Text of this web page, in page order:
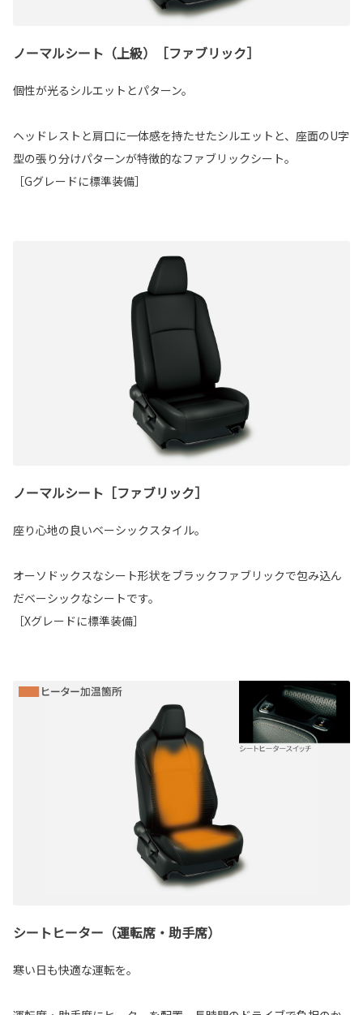
ノーマルシート（上級）［ファブリック］
個性が光るシルエットとパターン。
ヘッドレストと肩口に一体感を持たせたシルエットと、座面のU字
型の張り分けパターンが特徴的なファブリックシート。
［Gグレードに標準装備］
ノーマルシート［ファブリック］
座り心地の良いベーシックスタイル。
オーソドックスなシート形状をブラックファブリックで包み込ん
だベーシックなシートです。
［Xグレードに標準装備］
シートヒーター（運転席・助手席）
寒い日も快適な運転を。